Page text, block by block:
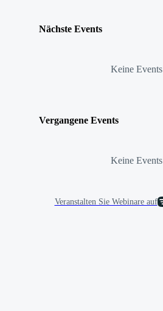
Nächste Events
Keine Events
Vergangene Events
Keine Events
Veranstalten Sie Webinare auf